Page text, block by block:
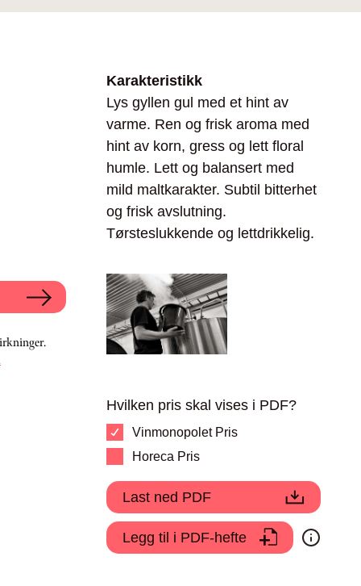
Karakteristikk
Lys gyllen gul med et hint av
varme. Ren og frisk aroma med
hint av korn, gress og lett floral
humle. Lett og balansert med
mild maltkarakter. Subtil bitterhet
og frisk avslutning.
Tørsteslukkende og lettdrikkelig.
Hvilken pris skal vises i PDF?
Vinmonopolet Pris
Horeca Pris
Last ned PDF
Legg til i PDF-hefte